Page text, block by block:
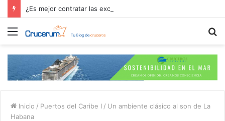
Menú
Inicio / Puertos del Caribe I / Un ambiente clásico al son de La
Habana